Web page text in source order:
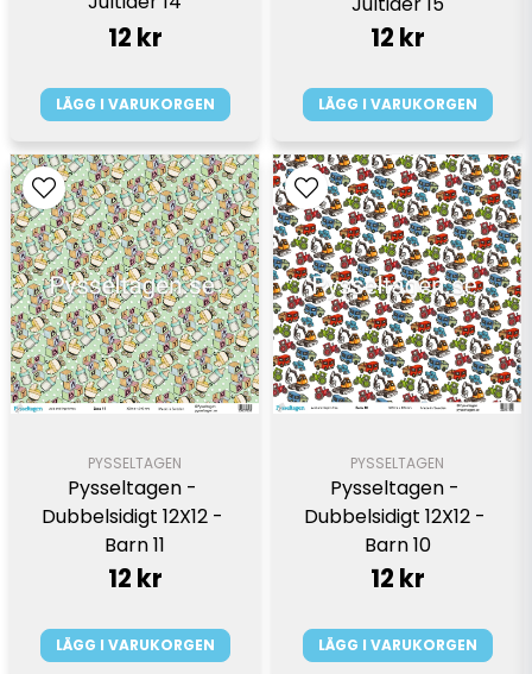
12 kr
LÄGG I VARUKORGEN
12 kr
LÄGG I VARUKORGEN
PYSSELTAGEN
Pysseltagen -
Dubbelsidigt 12X12 -
Barn 11
12 kr
LÄGG I VARUKORGEN
PYSSELTAGEN
Pysseltagen -
Dubbelsidigt 12X12 -
Barn 10
12 kr
LÄGG I VARUKORGEN